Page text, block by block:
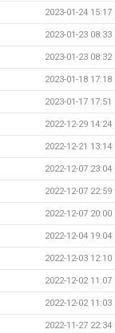
2023-01-24 15:17
2023-01-23 08:33
2023-01-23 08:32
2023-01-18 17:18
2023-01-17 17:51
2022-12-29 14:24
2022-12-21 13:14
2022-12-07 23:04
2022-12-07 22:59
2022-12-07 20:00
2022-12-04 19:04
2022-12-03 12:10
2022-12-02 11:07
2022-12-02 11:03
2022-11-27 22:34